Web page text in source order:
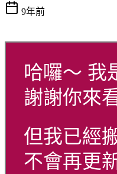
9年前
哈囉～ 我
謝謝你來
但我已經
不會再更